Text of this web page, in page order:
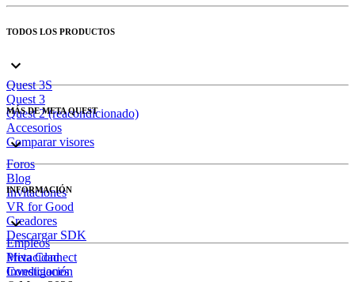
TODOS LOS PRODUCTOS
Quest 3S
Quest 3
Quest 2 (reacondicionado)
Accesorios
Comparar visores
MÁS DE META QUEST
Foros
Blog
Invitaciones
VR for Good
Creadores
Descargar SDK
INFORMACIÓN
Empleos
Meta Connect
Investigación
Privacidad
Condiciones